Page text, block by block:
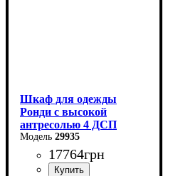
Шкаф для одежды
Ронди с высокой
антресолью 4 ДСП
29935
17764грн